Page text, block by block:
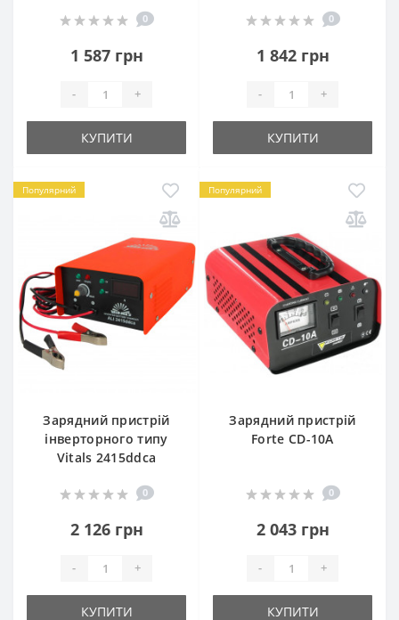
0
1 587 грн
- +
КУПИТИ
0
1 842 грн
- +
КУПИТИ
Популярний
Зарядний пристрій
інверторного типу
Vitals 2415ddca
0
2 126 грн
- +
КУПИТИ
Популярний
Зарядний пристрій
Forte CD-10A
0
2 043 грн
- +
КУПИТИ